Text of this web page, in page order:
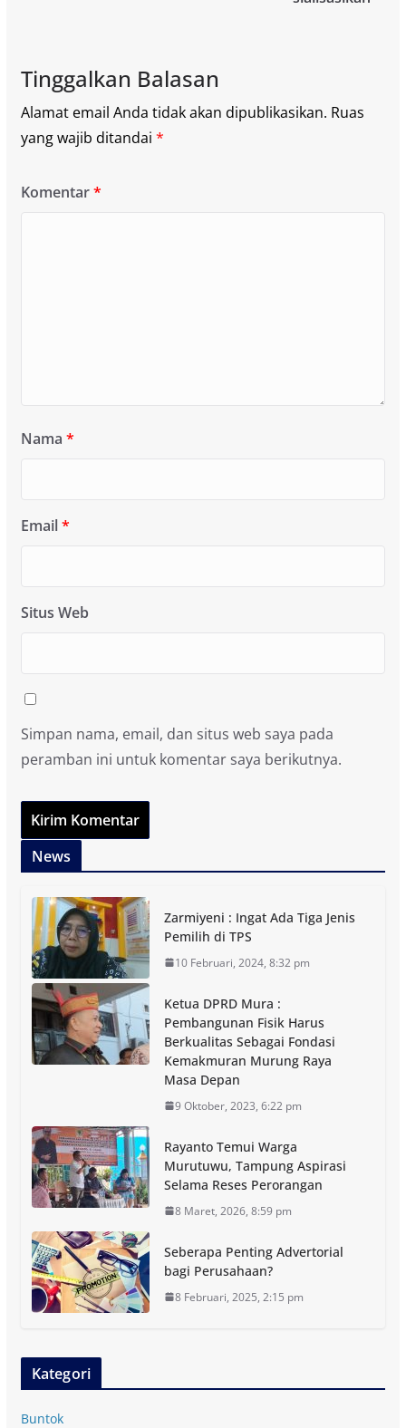
Tinggalkan Balasan
Alamat email Anda tidak akan dipublikasikan. Ruas
yang wajib ditandai *
Komentar*
Nama *
Email*
Situs Web
Simpan nama, email, dan situs web saya pada
peramban ini untuk komentar saya berikutnya.
News
Zarmiyeni : Ingat Ada Tiga Jenis
Pemilih di TPS
10 Februari, 2024, 8:32 pm
Ketua DPRD Mura :
Pembangunan Fisik Harus
Berkualitas Sebagai Fondasi
Kemakmuran Murung Raya
Masa Depan
9 Oktober, 2023, 6:22 pm
Rayanto Temui Warga
Murutuwu, Tampung Aspirasi
Selama Reses Perorangan
8 Maret, 2026, 8:59 pm
Seberapa Penting Advertorial
bagi Perusahaan?
8 Februari, 2025, 2:15 pm
Kategori
Buntok